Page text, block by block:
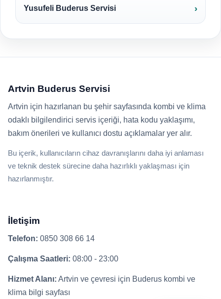
Yusufeli Buderus Servisi
Artvin Buderus Servisi
Artvin için hazırlanan bu şehir sayfasında kombi ve klima
odaklı bilgilendirici servis içeriği, hata kodu yaklaşımı,
bakım önerileri ve kullanıcı dostu açıklamalar yer alır.
Bu içerik, kullanıcıların cihaz davranışlarını daha iyi anlaması
ve teknik destek sürecine daha hazırlıklı yaklaşması için
hazırlanmıştır.
İletişim
Telefon: 0850 308 66 14
Çalışma Saatleri: 08:00 - 23:00
Hizmet Alanı: Artvin ve çevresi için Buderus kombi ve
klima bilgi sayfası